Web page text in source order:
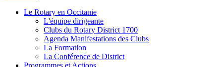
Le Rotary en Occitanie
L'équipe dirigeante
Clubs du Rotary District 1700
Agenda Manifestations des Clubs
La Formation
La Conférence de District
Programmes et Actions